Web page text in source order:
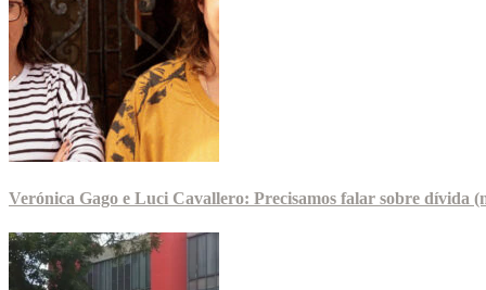
Verónica Gago e Luci Cavallero: Precisamos falar sobre dívida